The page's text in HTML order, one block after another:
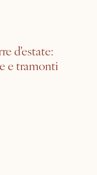
d'estate:
e tramonti